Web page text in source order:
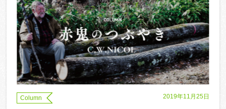
Column 2019年11月25日